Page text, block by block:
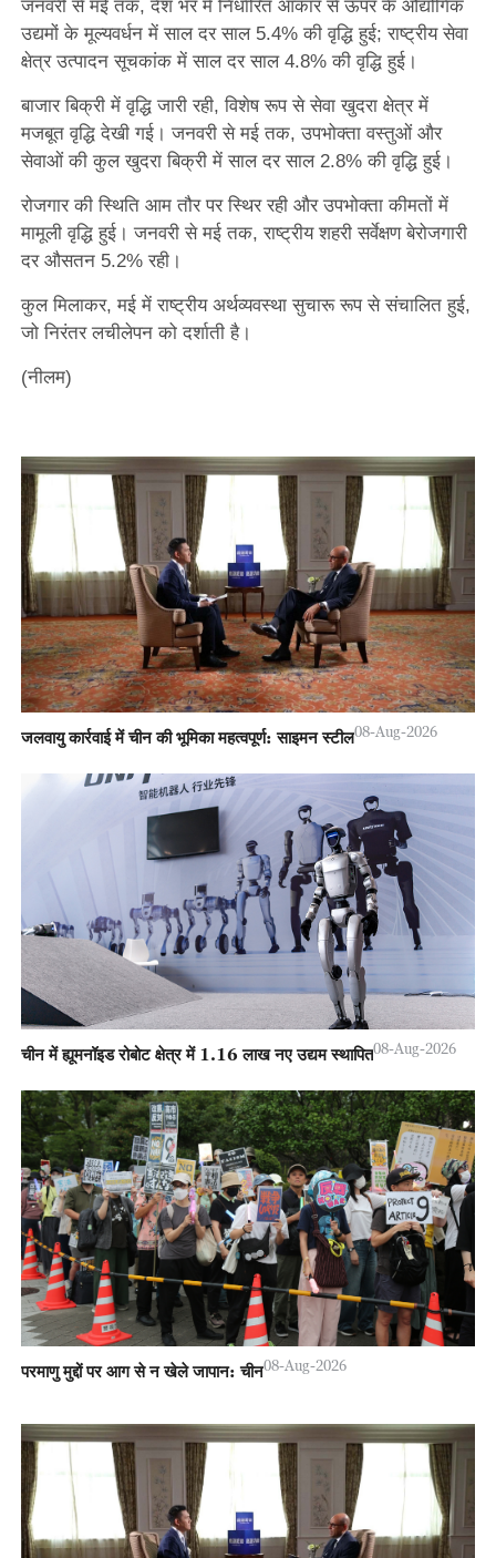
जनवरी से मई तक, देश भर में निर्धारित आकार से ऊपर के औद्योगिक
उद्यमों के मूल्यवर्धन में साल दर साल 5.4% की वृद्धि हुई; राष्ट्रीय सेवा
क्षेत्र उत्पादन सूचकांक में साल दर साल 4.8% की वृद्धि हुई।
बाजार बिक्री में वृद्धि जारी रही, विशेष रूप से सेवा खुदरा क्षेत्र में
मजबूत वृद्धि देखी गई। जनवरी से मई तक, उपभोक्ता वस्तुओं और
सेवाओं की कुल खुदरा बिक्री में साल दर साल 2.8% की वृद्धि हुई।
रोजगार की स्थिति आम तौर पर स्थिर रही और उपभोक्ता कीमतों में
मामूली वृद्धि हुई। जनवरी से मई तक, राष्ट्रीय शहरी सर्वेक्षण बेरोजगारी
दर औसतन 5.2% रही।
कुल मिलाकर, मई में राष्ट्रीय अर्थव्यवस्था सुचारू रूप से संचालित हुई,
जो निरंतर लचीलेपन को दर्शाती है।
(नीलम)
जलवायु कार्रवाई में चीन की भूमिका महत्वपूर्ण: साइमन स्टील08-Aug-2026
चीन में ह्यूमनॉइड रोबोट क्षेत्र में 1.16 लाख नए उद्यम स्थापित08-Aug-2026
परमाणु मुद्दों पर आग से न खेले जापान: चीन08-Aug-2026